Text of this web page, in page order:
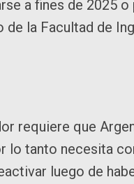
a fines de 2025
la Facultad de
requiere que
lo tanto necesita
luego de